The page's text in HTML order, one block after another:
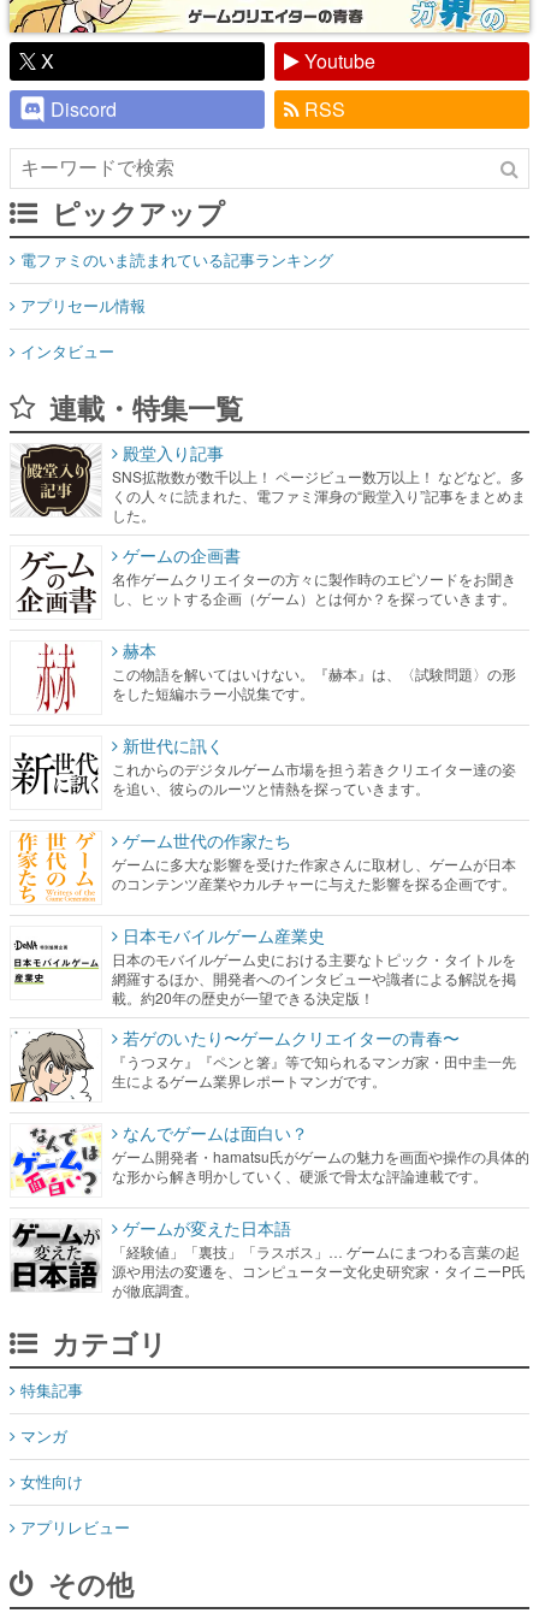
X
Youtube
Discord
RSS
ピックアップ
電ファミのいま読まれている記事ランキング
アプリセール情報
インタビュー
連載・特集一覧
殿堂入り記事
SNS拡散数が数千以上！ ページビュー数万以上！ などなど。多
くの人々に読まれた、電ファミ渾身の“殿堂入り”記事をまとめま
した。
ゲームの企画書
名作ゲームクリエイターの方々に製作時のエピソードをお聞き
し、ヒットする企画（ゲーム）とは何か？を探っていきます。
赫本
この物語を解いてはいけない。『赫本』は、〈試験問題〉の形
をした短編ホラー小説集です。
新世代に訊く
これからのデジタルゲーム市場を担う若きクリエイター達の姿
を追い、彼らのルーツと情熱を探っていきます。
ゲーム世代の作家たち
ゲームに多大な影響を受けた作家さんに取材し、ゲームが日本
のコンテンツ産業やカルチャーに与えた影響を探る企画です。
日本モバイルゲーム産業史
日本のモバイルゲーム史における主要なトピック・タイトルを
網羅するほか、開発者へのインタビューや識者による解説を掲
載。約20年の歴史が一望できる決定版！
若ゲのいたり〜ゲームクリエイターの青春〜
『うつヌケ』『ペンと箸』等で知られるマンガ家・田中圭一先
生によるゲーム業界レポートマンガです。
なんでゲームは面白い？
ゲーム開発者・hamatsu氏がゲームの魅力を画面や操作の具体的
な形から解き明かしていく、硬派で骨太な評論連載です。
ゲームが変えた日本語
「経験値」「裏技」「ラスボス」… ゲームにまつわる言葉の起
源や用法の変遷を、コンピューター文化史研究家・タイニーP氏
が徹底調査。
カテゴリ
特集記事
マンガ
女性向け
アプリレビュー
その他